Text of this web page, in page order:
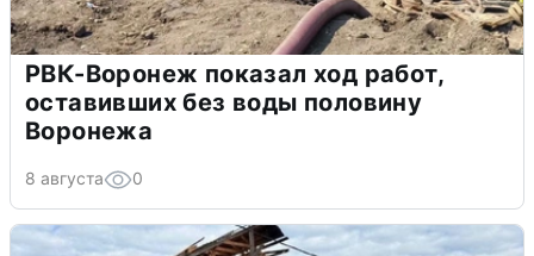
РВК-Воронеж показал ход работ,
оставивших без воды половину
Воронежа
8 августа 0